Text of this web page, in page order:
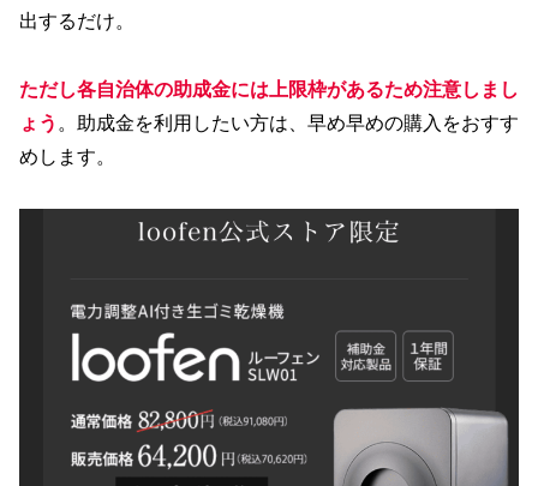
出するだけ。
ただし各自治体の助成金には上限枠があるため注意しまし
ょう 。助成金を利用したい方は、早め早めの購入をおすす
めします。